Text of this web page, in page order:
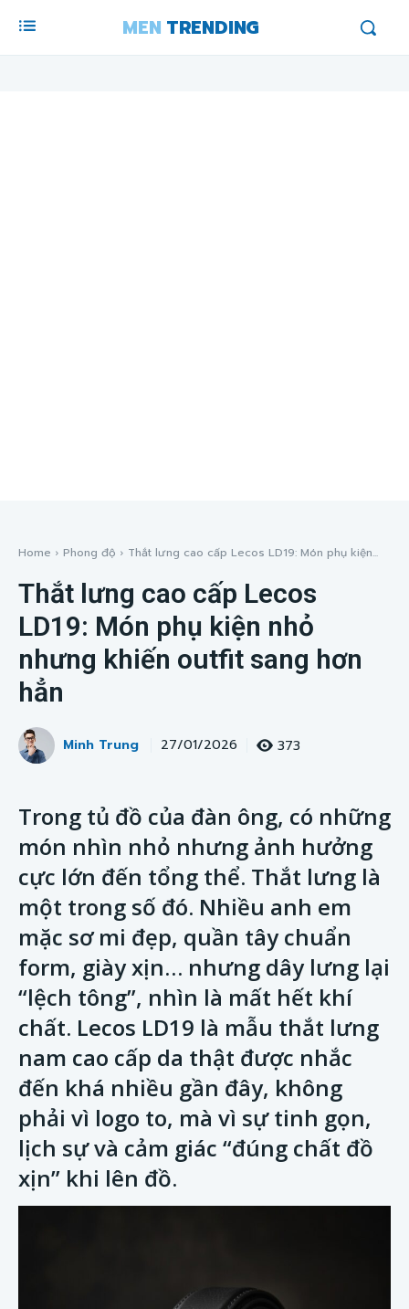
MEN TRENDING
Home Phong độ Thắt lưng cao cấp Lecos LD19: Món phụ kiện...
Thắt lưng cao cấp Lecos
LD19: Món phụ kiện nhỏ
nhưng khiến outfit sang hơn
hẳn
Minh Trung 27/01/2026 373
Trong tủ đồ của đàn ông, có những
món nhìn nhỏ nhưng ảnh hưởng
cực lớn đến tổng thể. Thắt lưng là
một trong số đó. Nhiều anh em
mặc sơ mi đẹp, quần tây chuẩn
form, giày xịn… nhưng dây lưng lại
“lệch tông”, nhìn là mất hết khí
chất. Lecos LD19 là mẫu thắt lưng
nam cao cấp da thật được nhắc
đến khá nhiều gần đây, không
phải vì logo to, mà vì sự tinh gọn,
lịch sự và cảm giác “đúng chất đồ
xịn” khi lên đồ.